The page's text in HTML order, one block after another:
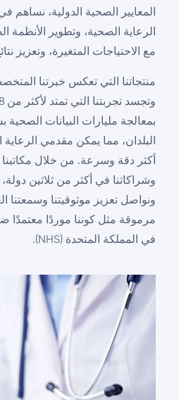
المعايير الصحية الدولية،
الرعاية الصحية، وتطوير الأنظمة
مع الاحتياجات المتغيرة، وتعزيز
منتجاتنا التي تعكس خبرتنا
بمعالجة مليارات البيانات
البلدان، مما يمكن مقدمي
أكثر دقة وسرعة. من خلال
وشراكاتنا في أكثر من ثلاثين دولة،
ونواصل تعزيز موثوقيتنا وسمعتنا
مرموقة مثل كوننا موردًا
في المملكة المتحدة (NHS).